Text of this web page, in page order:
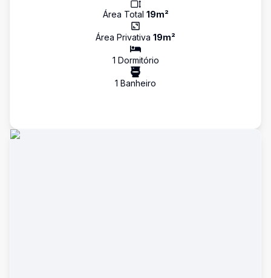
Área Total 19m²
Área Privativa 19m²
1 Dormitório
1 Banheiro